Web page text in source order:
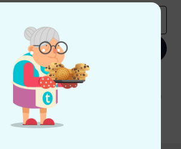
Jetzt anmelden
anmelden“ stimmen Sie dem Erhalt von E-Mail-
Messung des E-Mail-Nutzungsverhaltens zu. Die
möglich. Weitere Informationen finden Sie in
unseren
Datenschutzhinweisen
* Pflichtfeld